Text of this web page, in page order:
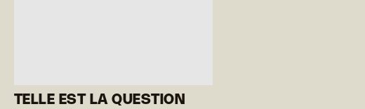
TELLE EST LA QUESTION